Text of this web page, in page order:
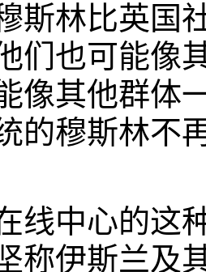
斯林比英国
们也可能像
像其他群体
的穆斯林不
线中心的这
称伊斯兰及